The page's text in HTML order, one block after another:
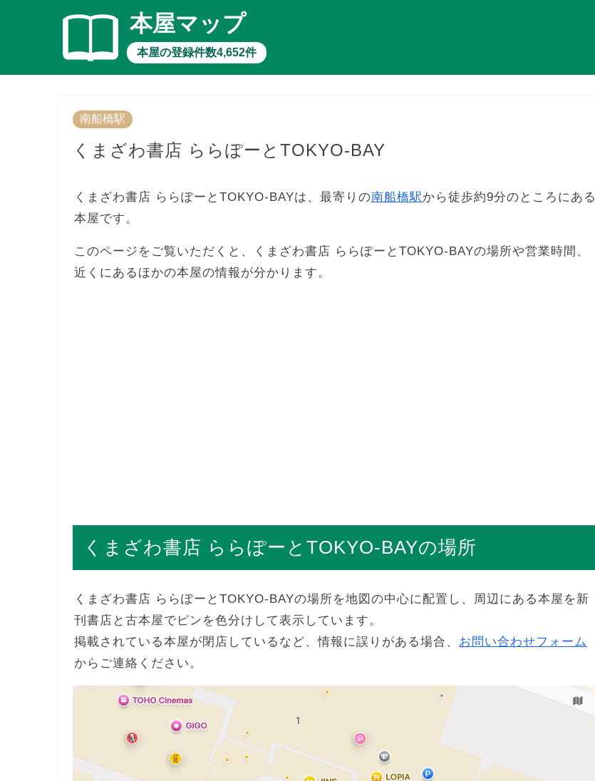
本屋マップ
本屋の登録件数4,652件
南船橋駅
くまざわ書店 ららぽーとTOKYO-BAY
くまざわ書店 ららぽーとTOKYO-BAYは、最寄りの南船橋駅から徒歩約9分のところにある
本屋です。
このページをご覧いただくと、くまざわ書店 ららぽーとTOKYO-BAYの場所や営業時間、
近くにあるほかの本屋の情報が分かります。
くまざわ書店 ららぽーとTOKYO-BAYの場所
くまざわ書店 ららぽーとTOKYO-BAYの場所を地図の中心に配置し、周辺にある本屋を新
刊書店と古本屋でピンを色分けして表示しています。
掲載されている本屋が閉店しているなど、情報に誤りがある場合、 お問い合わせフォーム
からご連絡ください。